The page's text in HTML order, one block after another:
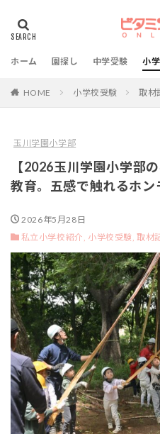
ホーム 園探し 中学受験 小
HOME 小学校受験 取材
玉川学園小学部
【2026玉川学園小学部
教育。五感で触れるホン
2026年5月28日
私立小学校紹介, 小学校受験, 取材